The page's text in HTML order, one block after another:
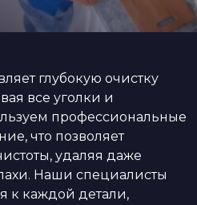
глубокую очистку
все уголки и
профессиональные
что позволяет
удаляя даже
Наши специалисты
к каждой детали,